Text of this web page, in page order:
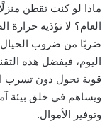
ماذا لو كنت تقطن
العام؟ لا تؤذيه حرارة
ضربًا من ضروب الخيال
اليوم، فبفضل هذه
قوية تحول دون تسرب
ويساهم في خلق بيئة
وتوفير الأموال.